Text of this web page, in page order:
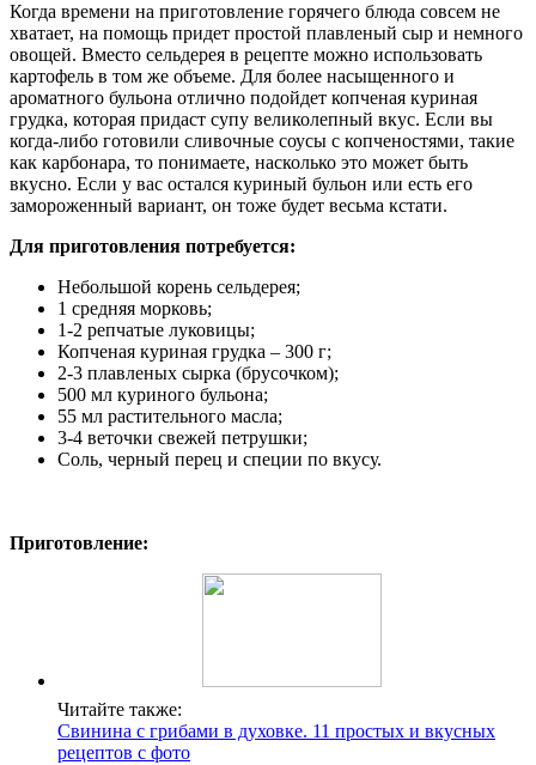
Когда времени на приготовление горячего блюда совсем не
хватает, на помощь придет простой плавленый сыр и немного
овощей. Вместо сельдерея в рецепте можно использовать
картофель в том же объеме. Для более насыщенного и
ароматного бульона отлично подойдет копченая куриная
грудка, которая придаст супу великолепный вкус. Если вы
когда-либо готовили сливочные соусы с копченостями, такие
как карбонара, то понимаете, насколько это может быть
вкусно. Если у вас остался куриный бульон или есть его
замороженный вариант, он тоже будет весьма кстати.
Для приготовления потребуется:
Небольшой корень сельдерея;
1 средняя морковь;
1-2 репчатые луковицы;
Копченая куриная грудка – 300 г;
2-3 плавленых сырка (брусочком);
500 мл куриного бульона;
55 мл растительного масла;
3-4 веточки свежей петрушки;
Соль, черный перец и специи по вкусу.
Приготовление:
Читайте также:
Свинина с грибами в духовке. 11 простых и вкусных
рецептов с фото